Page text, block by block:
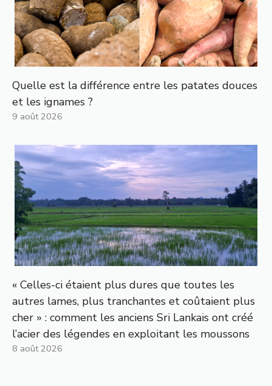
Quelle est la différence entre les patates douces
et les ignames ?
9 août 2026
« Celles-ci étaient plus dures que toutes les
autres lames, plus tranchantes et coûtaient plus
cher » : comment les anciens Sri Lankais ont créé
l’acier des légendes en exploitant les moussons
8 août 2026